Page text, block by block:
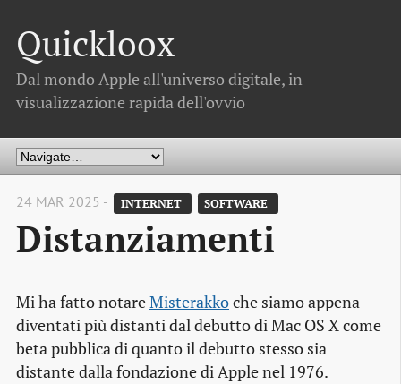
Quickloox
Dal mondo Apple all'universo digitale, in
visualizzazione rapida dell'ovvio
24 MAR 2025 - INTERNET SOFTWARE
Distanziamenti
Mi ha fatto notareMisterakkoche siamo appena
diventati più distanti dal debutto di Mac OS X come
beta pubblica di quanto il debutto stesso sia
distante dalla fondazione di Apple nel 1976.